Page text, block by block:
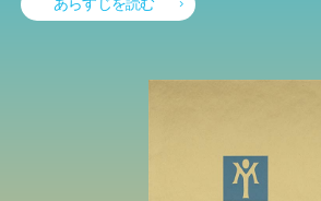
す。Amazonで読むこともできます。
」の人間関係。そんな中、あの事件の直
そうだったコーキを救った一人の少女に
そして環が受け取った一つの荷物が彼ら
典小説の収録、初公開情報も含んだキャ
こそ語れる貴重な情報満載の丸戸史明＆
き下ろし小説も収録した豪華ファンブッ
けることで、今までは「すべて」だと思
人が起きる。容疑者は街の人々全て! 哀
させる―日々奮闘する、すべての人に贈る
三年間、誰にも言えなかった秘密を清算
やかが彼から聞いたのはそれだけ。でも
生活は次第にかけがえのない日々となっ
、この恋を育てよう。『阪急電車』『図
束のため、役員会が指名したのは、万年
ーされ、四回も名字が変わった森宮優子
されていた。身近な人が愛おしくなる、
會舘の人々”が織り成すドラマが、読者
丸の内に誕生した国際社交場・東京會
。激動の時代を生きた人々を描く。直木